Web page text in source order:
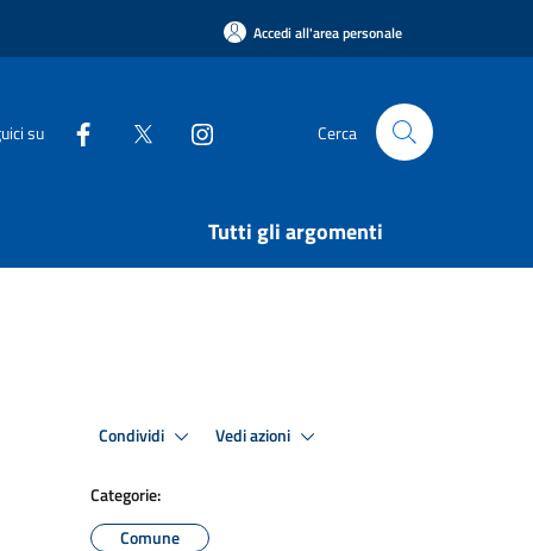
Accedi all'area personale
su Cerca
Tutti gli argomenti
Condividi Vedi azioni
Categorie:
Comune